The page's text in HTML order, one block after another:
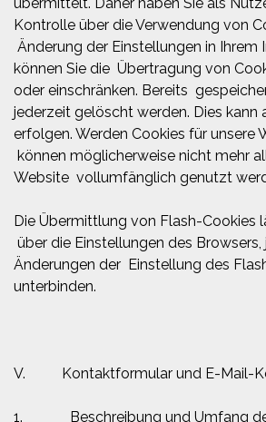
Kontrolle über die Verwendung von
Änderung der Einstellungen in Ihrem
können Sie die Übertragung von
oder einschränken. Bereits
jederzeit gelöscht werden. Dies
erfolgen. Werden Cookies für unsere
können möglicherweise nicht mehr
Website vollumfänglich genutzt
Die Übermittlung von Flash-Cookies
über die Einstellungen des
Änderungen der Einstellung des
unterbinden.
V. Kontaktformular und E-Mail-
1. Beschreibung und Umfang